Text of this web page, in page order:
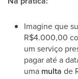
Imagine que
R$4.000,00
um serviço
pagar até a
uma multa de